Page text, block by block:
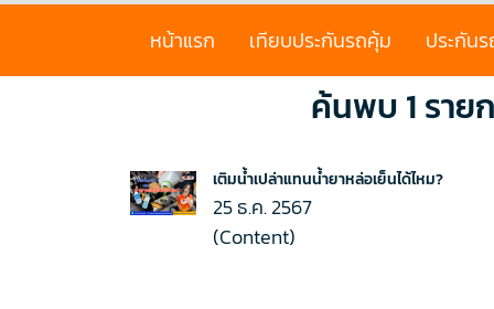
หน้าแรก เทียบประกันรถคุ้ม ประกัน
ค้นพบ 1 ราย
เติมน้ำเปล่าแทนน้ำยาหล่อเย็นได้ไหม?
25 ธ.ค. 2567
(Content)